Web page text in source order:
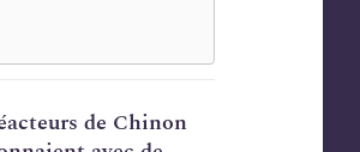
de Chinon